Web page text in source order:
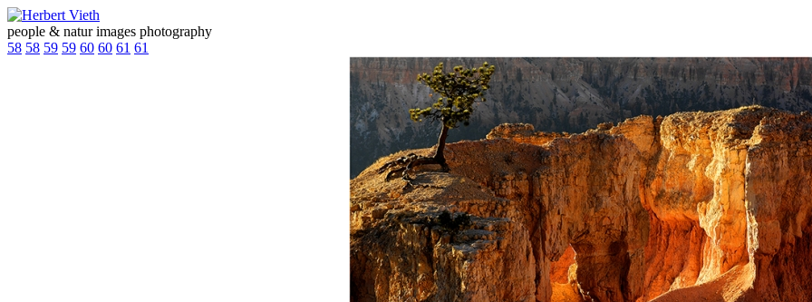
people & natur images photography
58 58 59 59 60 60 61 61